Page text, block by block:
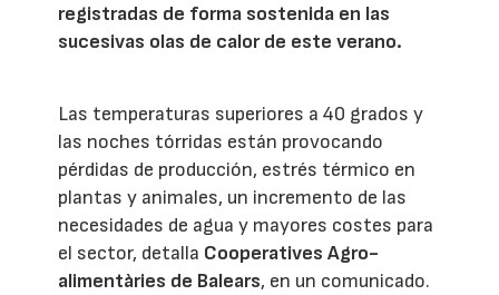
registradas de forma sostenida en las
sucesivas olas de calor de este verano.
Las temperaturas superiores a 40 grados y
las noches tórridas están provocando
pérdidas de producción, estrés térmico en
plantas y animales, un incremento de las
necesidades de agua y mayores costes para
el sector, detalla Cooperatives Agro-
alimentàries de Balears, en un comunicado.